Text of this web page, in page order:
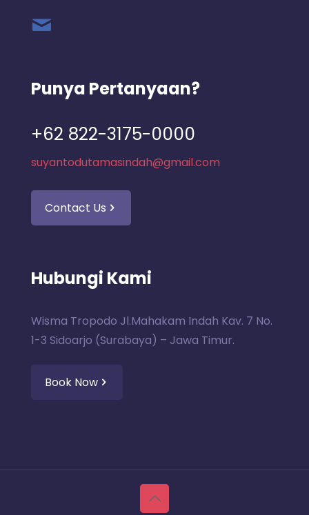
Punya Pertanyaan?
+62 822-3175-0000
suyantodutamasindah@gmail.com
Contact Us
Hubungi Kami
Wisma Tropodo Jl.Mahakam Indah Kav. 7 No.
1-3 Sidoarjo (Surabaya) – Jawa Timur.
Book Now